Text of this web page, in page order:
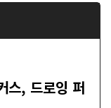
스, 드로잉 퍼